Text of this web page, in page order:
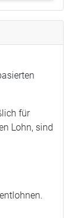
für
Lohn, sind